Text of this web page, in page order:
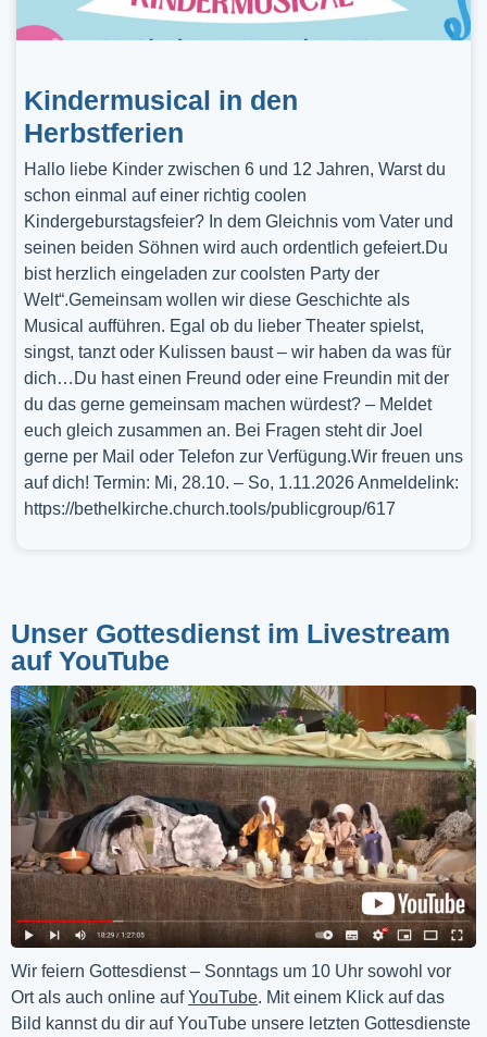
Kindermusical in den
Herbstferien
Hallo liebe Kinder zwischen 6 und 12 Jahren, Warst du
schon einmal auf einer richtig coolen
Kindergeburstagsfeier? In dem Gleichnis vom Vater und
seinen beiden Söhnen wird auch ordentlich gefeiert.Du
bist herzlich eingeladen zur coolsten Party der
Welt“.Gemeinsam wollen wir diese Geschichte als
Musical aufführen. Egal ob du lieber Theater spielst,
singst, tanzt oder Kulissen baust – wir haben da was für
dich…Du hast einen Freund oder eine Freundin mit der
du das gerne gemeinsam machen würdest? – Meldet
euch gleich zusammen an. Bei Fragen steht dir Joel
gerne per Mail oder Telefon zur Verfügung.Wir freuen uns
auf dich! Termin: Mi, 28.10. – So, 1.11.2026 Anmeldelink:
https://bethelkirche.church.tools/publicgroup/617
Unser Gottesdienst im Livestream
auf YouTube
Wir feiern Gottesdienst – Sonntags um 10 Uhr sowohl vor
Ort als auch online auf YouTube. Mit einem Klick auf das
Bild kannst du dir auf YouTube unsere letzten Gottesdienste